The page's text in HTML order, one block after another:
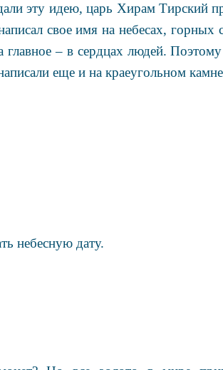
эту идею, царь Хирам Тирский
свое имя на небесах, горных
главное – в сердцах людей.
еще и на краеугольном
небесную дату.